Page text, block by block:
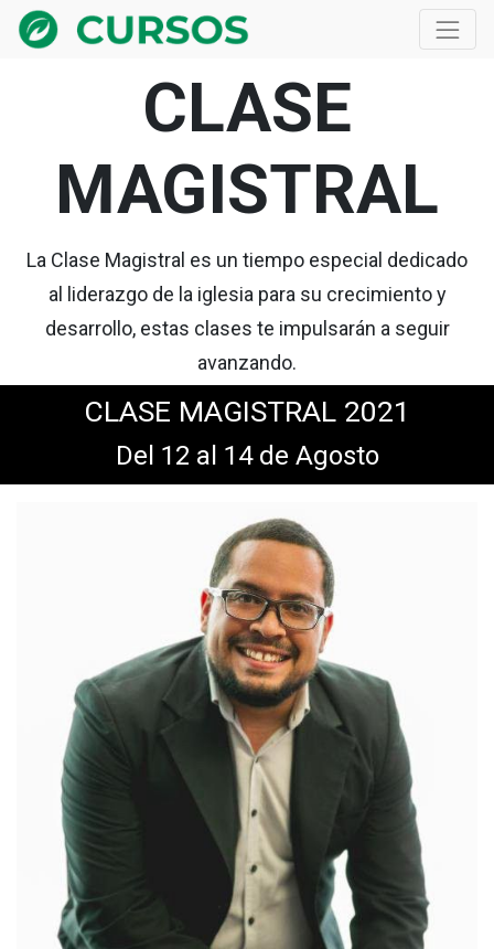
CLASE
MAGISTRAL
La Clase Magistral es un tiempo especial dedicado
al liderazgo de la iglesia para su crecimiento y
desarrollo, estas clases te impulsarán a seguir
avanzando.
CLASE MAGISTRAL 2021
Del 12 al 14 de Agosto